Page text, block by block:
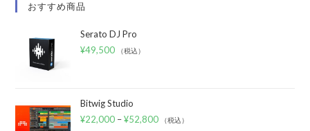
おすすめ商品
Serato DJ Pro
¥49,500 （税込）
Bitwig Studio
¥22,000 –¥52,800 （税込）